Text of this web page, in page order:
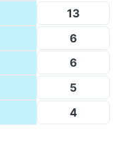
13
6
6
5
4